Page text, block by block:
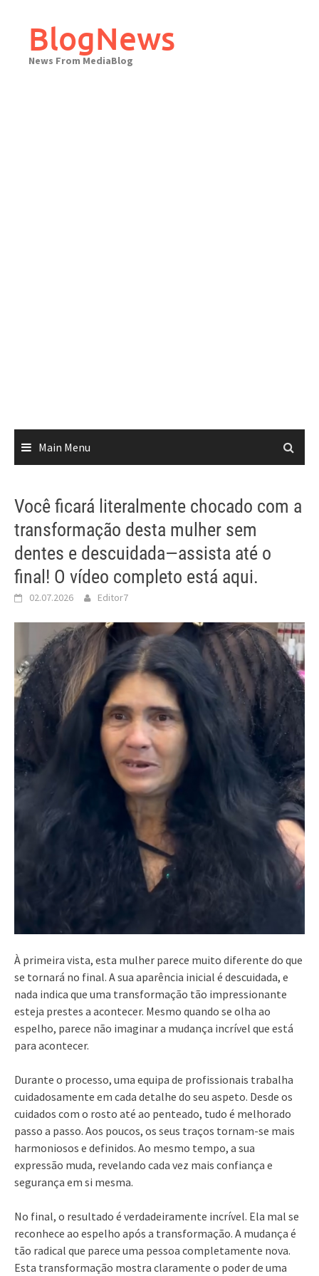
contentBlogNews
News From MediaBlog
Main Menu
Você ficará literalmente chocado com a
transformação desta mulher sem
dentes e descuidada—assista até o
final! O vídeo completo está aqui.
02.07.2026 Editor7
À primeira vista, esta mulher parece muito diferente do que
se tornará no final. A sua aparência inicial é descuidada, e
nada indica que uma transformação tão impressionante
esteja prestes a acontecer. Mesmo quando se olha ao
espelho, parece não imaginar a mudança incrível que está
para acontecer.
Durante o processo, uma equipa de profissionais trabalha
cuidadosamente em cada detalhe do seu aspeto. Desde os
cuidados com o rosto até ao penteado, tudo é melhorado
passo a passo. Aos poucos, os seus traços tornam-se mais
harmoniosos e definidos. Ao mesmo tempo, a sua
expressão muda, revelando cada vez mais confiança e
segurança em si mesma.
No final, o resultado é verdadeiramente incrível. Ela mal se
reconhece ao espelho após a transformação. A mudança é
tão radical que parece uma pessoa completamente nova.
Esta transformação mostra claramente o poder de uma